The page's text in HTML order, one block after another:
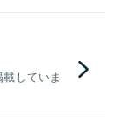
していま